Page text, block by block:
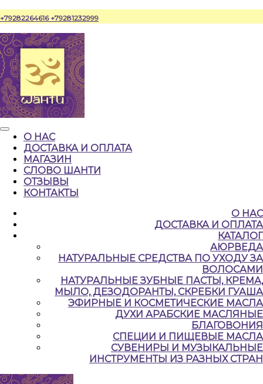
Перейти
к
содержимому
+79282264616+79281232999
Кнопка
ОткрытьО НАС
ДОСТАВКА И ОПЛАТА
МАГАЗИН
СЛОВО ШАНТИ
ОТЗЫВЫ
КОНТАКТЫ
ЗАКРЫТЬ
О НАС
ДОСТАВКА И ОПЛАТА
КАТАЛОГ
АЮРВЕДА
НАТУРАЛЬНЫЕ CРЕДСТВА ПО УХОДУ ЗА
ВОЛОСАМИ
НАТУРАЛЬНЫЕ ЗУБНЫЕ ПАСТЫ, КРЕМА,
МЫЛО, ДЕЗОДОРАНТЫ, СКРЕБКИ ГУАША
ЭФИРНЫЕ И КОСМЕТИЧЕСКИЕ МАСЛА
ДУХИ АРАБСКИЕ МАСЛЯНЫЕ
БЛАГОВОНИЯ
СПЕЦИИ И ПИЩЕВЫЕ МАСЛА
СУВЕНИРЫ И МУЗЫКАЛЬНЫЕ
ИНСТРУМЕНТЫ ИЗ РАЗНЫХ СТРАН